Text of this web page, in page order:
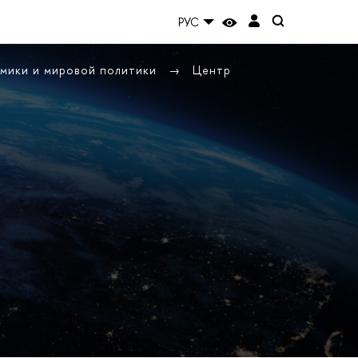
РУС
и мировой политики Центр